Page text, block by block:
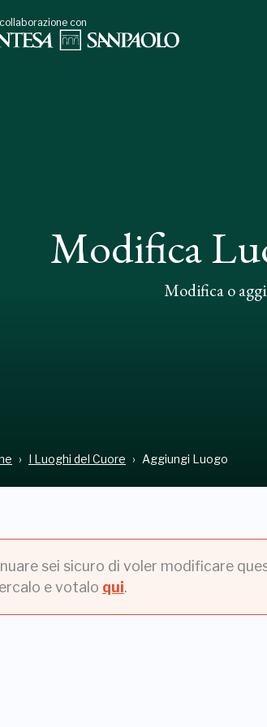
collaborazione con
Modifica
Modifica o
I Luoghi del Cuore Aggiungi Luogo
sei sicuro di voler modificare
e votalo qui.